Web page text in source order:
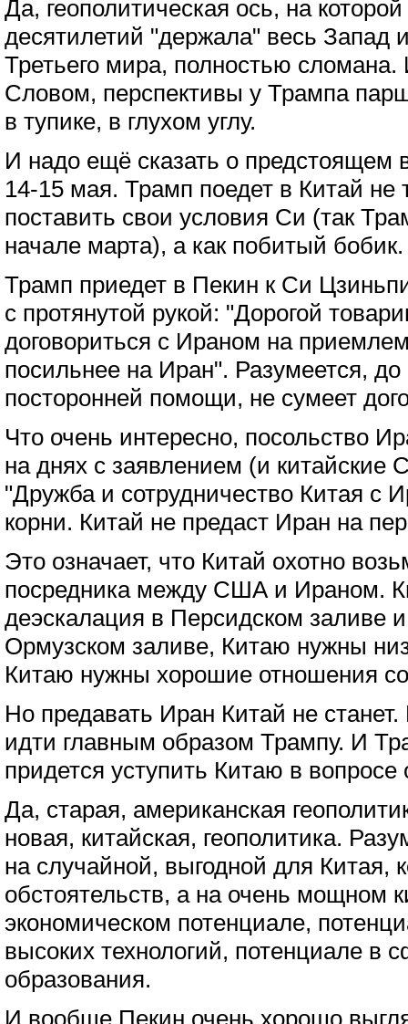
Да, геополитическая ось, на
десятилетий "держала" весь Запад
Третьего мира, полностью сломана.
Словом, перспективы у Трампа
в тупике, в глухом углу.
И надо ещё сказать о предстоящем
14-15 мая. Трамп поедет в Китай
поставить свои условия Си (так
начале марта), а как побитый бобик.
Трамп приедет в Пекин к Си
с протянутой рукой: "Дорогой
договориться с Ираном на
посильнее на Иран". Разумеется,
посторонней помощи, не сумеет
Что очень интересно, посольство
на днях с заявлением (и китайские
"Дружба и сотрудничество Китая с
корни. Китай не предаст Иран на
Это означает, что Китай охотно
посредника между США и Ираном.
деэскалация в Персидском заливе
Ормузском заливе, Китаю нужны
Китаю нужны хорошие отношения
Но предавать Иран Китай не станет.
идти главным образом Трампу. И
придется уступить Китаю в вопросе
Да, старая, американская
новая, китайская, геополитика.
на случайной, выгодной для Китая,
обстоятельств, а на очень мощном
экономическом потенциале,
высоких технологий, потенциале в
образования.
И вообще Пекин очень хорошо